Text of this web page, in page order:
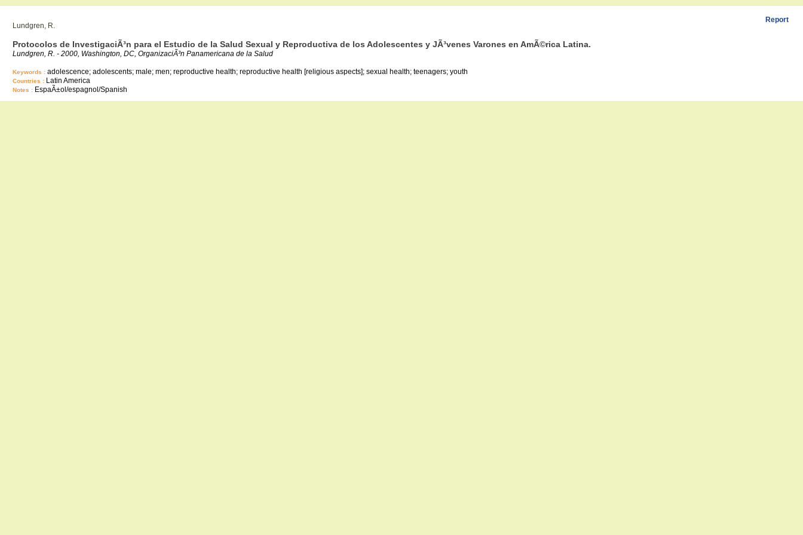
Report
Lundgren, R.
Protocolos de InvestigaciÃ³n para el Estudio de la Salud Sexual y Reproductiva de los Adolescentes y JÃ³venes Varones en AmÃ©rica Latina.
Lundgren, R. - 2000, Washington, DC, OrganizaciÃ³n Panamericana de la Salud
Keywords : adolescence; adolescents; male; men; reproductive health; reproductive health [religious aspects]; sexual health; teenagers; youth
Countries : Latin America
Notes : EspaÃ±ol/espagnol/Spanish